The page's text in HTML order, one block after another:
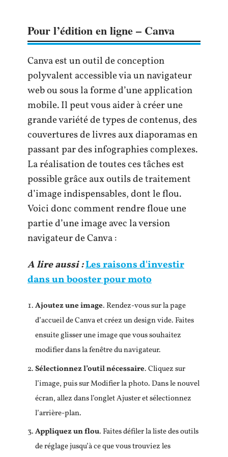
Pour l’édition en ligne – Canva
Canva est un outil de conception
polyvalent accessible via un navigateur
web ou sous la forme d’une application
mobile. Il peut vous aider à créer une
grande variété de types de contenus, des
couvertures de livres aux diaporamas en
passant par des infographies complexes.
La réalisation de toutes ces tâches est
possible grâce aux outils de traitement
d’image indispensables, dont le flou.
Voici donc comment rendre floue une
partie d’une image avec la version
navigateur de Canva :
A lire aussi :Les raisons d'investir
dans un booster pour moto
Ajoutez une image. Rendez-vous sur la page
d’accueil de Canva et créez un design vide. Faites
ensuite glisser une image que vous souhaitez
modifier dans la fenêtre du navigateur.
Sélectionnez l’outil nécessaire. Cliquez sur
l’image, puis sur Modifier la photo. Dans le nouvel
écran, allez dans l’onglet Ajuster et sélectionnez
l’arrière-plan.
Appliquez un flou. Faites défiler la liste des outils
de réglage jusqu’à ce que vous trouviez les